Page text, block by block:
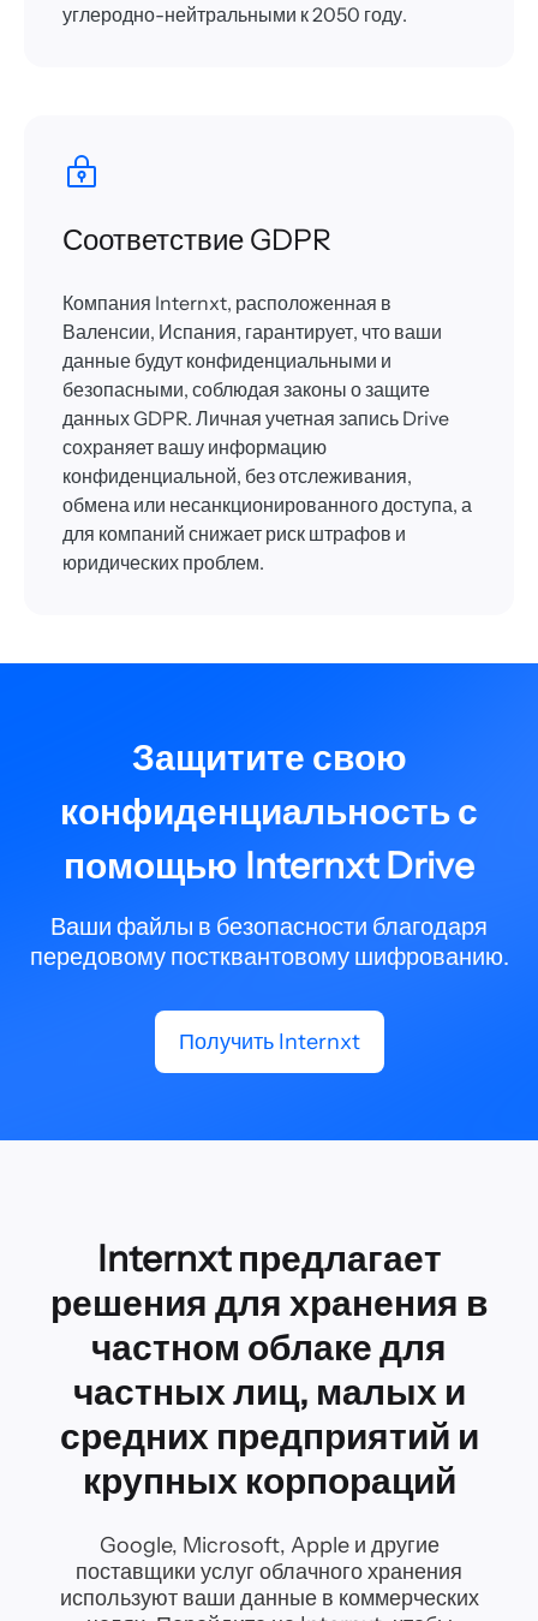
углеродно-нейтральными к 2050 году.
Соответствие GDPR
Компания Internxt, расположенная в
Валенсии, Испания, гарантирует, что ваши
данные будут конфиденциальными и
безопасными, соблюдая законы о защите
данных GDPR. Личная учетная запись Drive
сохраняет вашу информацию
конфиденциальной, без отслеживания,
обмена или несанкционированного доступа, а
для компаний снижает риск штрафов и
юридических проблем.
Защитите свою
конфиденциальность с
помощью Internxt Drive
Ваши файлы в безопасности благодаря
передовому постквантовому шифрованию.
Получить Internxt
Internxt предлагает
решения для хранения в
частном облаке для
частных лиц, малых и
средних предприятий и
крупных корпораций
Google, Microsoft, Apple и другие
поставщики услуг облачного хранения
используют ваши данные в коммерческих